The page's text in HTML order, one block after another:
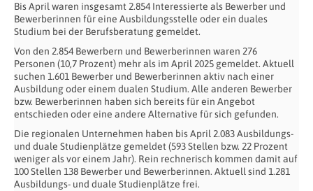
Bis April waren insgesamt 2.854 Interessierte als Bewerber und
Bewerberinnen für eine Ausbildungsstelle oder ein duales
Studium bei der Berufsberatung gemeldet.
Von den 2.854 Bewerbern und Bewerberinnen waren 276
Personen (10,7 Prozent) mehr als im April 2025 gemeldet. Aktuell
suchen 1.601 Bewerber und Bewerberinnen aktiv nach einer
Ausbildung oder einem dualen Studium. Alle anderen Bewerber
bzw. Bewerberinnen haben sich bereits für ein Angebot
entschieden oder eine andere Alternative für sich gefunden.
Die regionalen Unternehmen haben bis April 2.083 Ausbildungs-
und duale Studienplätze gemeldet (593 Stellen bzw. 22 Prozent
weniger als vor einem Jahr). Rein rechnerisch kommen damit auf
100 Stellen 138 Bewerber und Bewerberinnen. Aktuell sind 1.281
Ausbildungs- und duale Studienplätze frei.